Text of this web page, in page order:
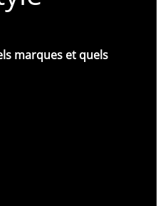
marques et quels